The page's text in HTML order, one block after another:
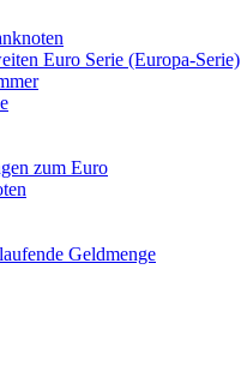
Euro Serie (Europa-Serie)
zum Euro
Geldmenge